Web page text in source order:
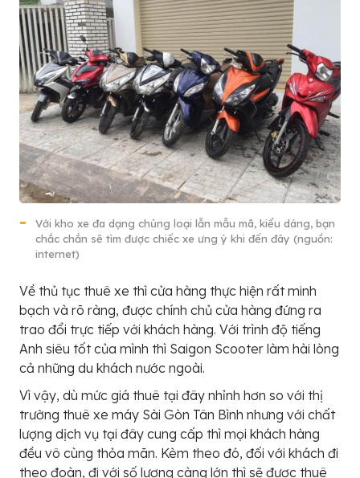
Với kho xe đa dạng chủng loại lẫn mẫu mã, kiểu dáng, bạn
chắc chắn sẽ tìm được chiếc xe ưng ý khi đến đây (nguồn:
internet)
Về thủ tục thuê xe thì cửa hàng thực hiện rất minh
bạch và rõ ràng, được chính chủ cửa hàng đứng ra
trao đổi trực tiếp với khách hàng. Với trình độ tiếng
Anh siêu tốt của mình thì Saigon Scooter làm hài lòng
cả những du khách nước ngoài.
Vì vậy, dù mức giá thuê tại đây nhỉnh hơn so với thị
trường thuê xe máy Sài Gòn Tân Bình nhưng với chất
lượng dịch vụ tại đây cung cấp thì mọi khách hàng
đều vô cùng thỏa mãn. Kèm theo đó, đối với khách đi
theo đoàn, đi với số lượng càng lớn thì sẽ được thuê